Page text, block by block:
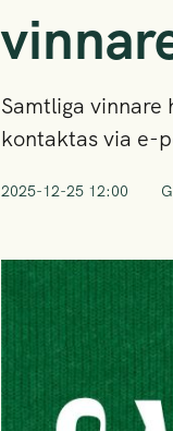
Samtliga
kontaktas via e-
2025-12-25 12:00